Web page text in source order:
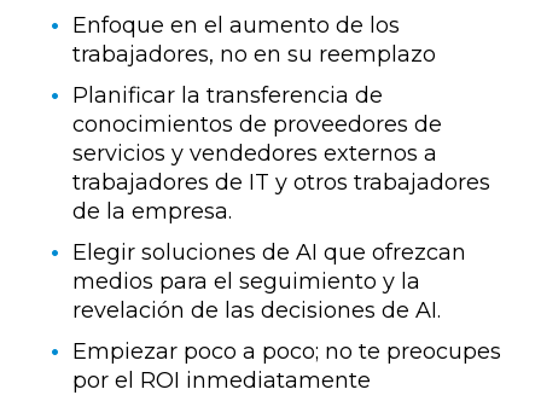
Enfoque en el aumento de los
trabajadores, no en su reemplazo
Planificar la transferencia de
conocimientos de proveedores de
servicios y vendedores externos a
trabajadores de IT y otros trabajadores
de la empresa.
Elegir soluciones de AI que ofrezcan
medios para el seguimiento y la
revelación de las decisiones de AI.
Empiezar poco a poco; no te preocupes
por el ROI inmediatamente